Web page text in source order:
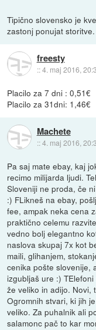
Tipično slovensko je
zastonj ponujat storitve.
freesty
::4. maj 2016,
Placilo za 7 dni : 0,51€
Placilo za 31dni: 1,46€
Machete
::4. maj 2016,
Pa saj mate ebay, kaj
recimo milijarda ljudi.
Sloveniji ne proda, če
:) FLikneš na ebay,
fee, ampak neka cena
praktično celemu
vedno bolj elegantno
naslova skupaj 7x kot
maili, glihanjem,
cenika pošte slovenije,
izgubljaš ure :)
že veliko in adijo. Novi,
Ogromnih stvari, ki jih
veliko. Za puhalnik ali
salamonc pač to kar